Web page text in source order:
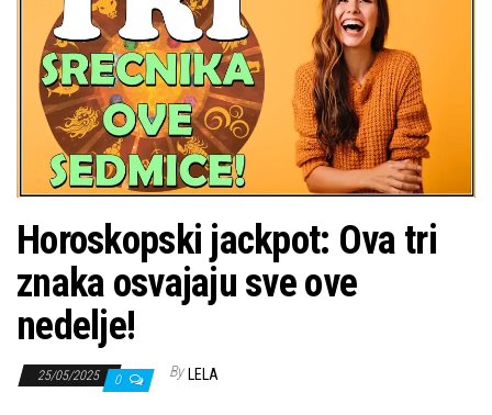
Horoskopski jackpot: Ova tri
znaka osvajaju sve ove
nedelje!
25/05/2025 0 By LELA